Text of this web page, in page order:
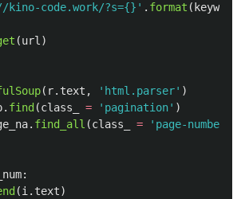
code.work/?s={} ' . format ( keyword
(url )
( r. text , ' html.parser' )
. find (class_ = ' pagination' )
. find_all (class_ = ' page-numbers
:
(i . text)